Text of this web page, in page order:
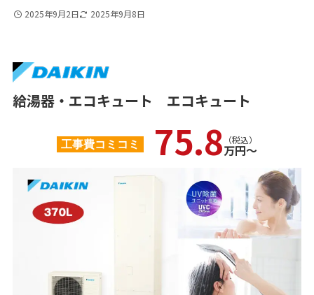
2025年9月2日 2025年9月8日
給湯器・エコキュート エコキュート
工事費コミコミ 75.8 （税込）
万円〜